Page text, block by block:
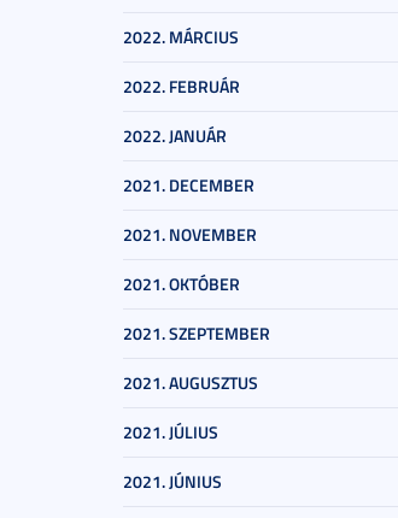
2022. MÁRCIUS
2022. FEBRUÁR
2022. JANUÁR
2021. DECEMBER
2021. NOVEMBER
2021. OKTÓBER
2021. SZEPTEMBER
2021. AUGUSZTUS
2021. JÚLIUS
2021. JÚNIUS